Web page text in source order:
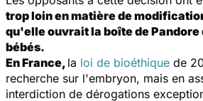
trop loin en matière de
qu'elle ouvrait la boîte de Pandore
bébés.
En France, la loi de bioéthique de
recherche sur l'embryon, mais en
interdiction de dérogations